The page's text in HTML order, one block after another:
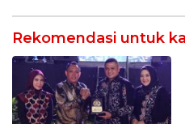
Rekomendasi untuk